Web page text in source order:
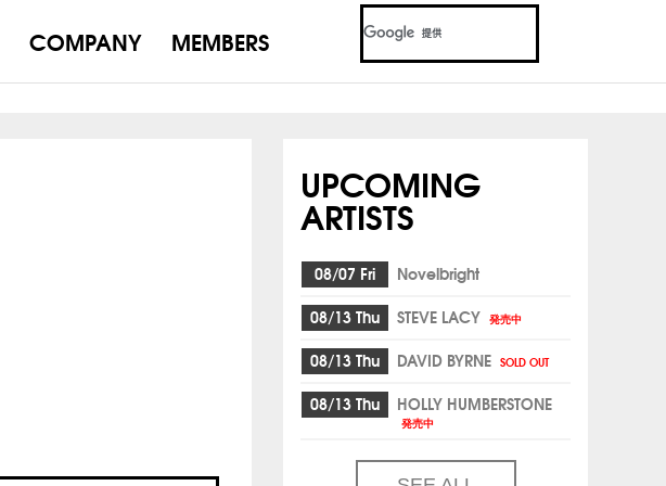
COMPANY MEMBERS
UPCOMING
ARTISTS
08/07 Fri
Novelbright
08/13 Thu
STEVE LACY 発売中
08/13 Thu DAVID BYRNE SOLD OUT
08/13 Thu HOLLY HUMBERSTONE
発売中